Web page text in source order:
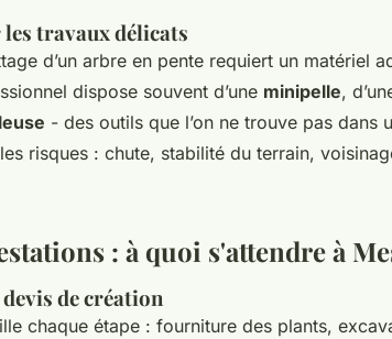
travaux délicats
d’un arbre en pente requiert un matériel
dispose souvent d’une minipelle,
- des outils que l’on ne trouve pas dans
risques : chute, stabilité du terrain,
: à quoi s'attendre à
de création
chaque étape : fourniture des plants,